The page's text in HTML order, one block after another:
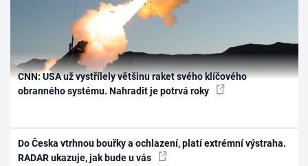
CNN: USA už vystřílely většinu raket svého klíčového
obranného systému. Nahradit je potrvá roky
Do Česka vtrhnou bouřky a ochlazení, platí extrémní výstraha.
RADAR ukazuje, jak bude u vás